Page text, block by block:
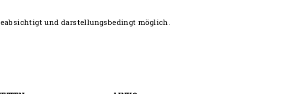
und darstellungsbedingt möglich.